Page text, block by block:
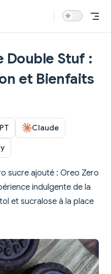
Double Stuf :
et Bienfaits
Claude
sucre ajouté : Oreo Zero
indulgente de la
et sucralose à la place